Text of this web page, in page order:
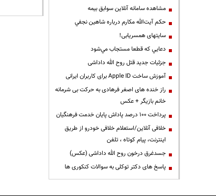
مشاهده سامانه آنلاين سوابق بیمه
حكم آيت‌الله مكارم درباره شاهين نجفي
سایتهای همسریابی!
دعايي كه قطعا مستجاب مي‌شود
جزئیات جدید قتل روح الله داداشی
آموزش ساخت Apple ID برای کاربران ایرانی
راز خنده های اصغر فرهادی به حرکت بی شرمانه
خانم بازیگر + عکس
پرداخت ۱۰۰ درصد پاداش پایان خدمت فرهنگیان
خلافی آنلاین/استعلام خلافی خودرو از طریق
اینترنت، پیام کوتاه ، تلفن
جسدغرق درخون روح الله داداشی (عکس)
پاسخ های دکتر توکلی به سوالات کنکوری ها